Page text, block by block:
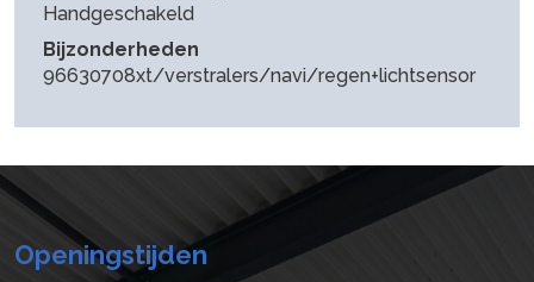
Handgeschakeld
Bijzonderheden
96630708xt/verstralers/navi/regen+lichtsensor
Openingstijden